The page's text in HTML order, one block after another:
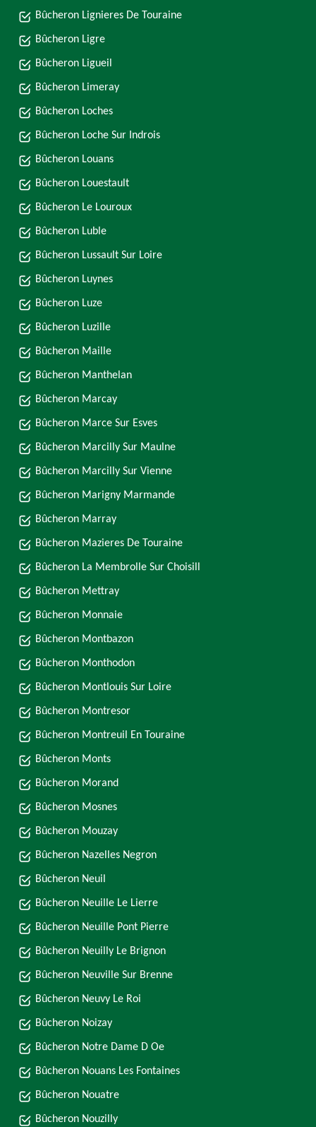
Bûcheron Lignieres De Touraine
Bûcheron Ligre
Bûcheron Ligueil
Bûcheron Limeray
Bûcheron Loches
Bûcheron Loche Sur Indrois
Bûcheron Louans
Bûcheron Louestault
Bûcheron Le Louroux
Bûcheron Luble
Bûcheron Lussault Sur Loire
Bûcheron Luynes
Bûcheron Luze
Bûcheron Luzille
Bûcheron Maille
Bûcheron Manthelan
Bûcheron Marcay
Bûcheron Marce Sur Esves
Bûcheron Marcilly Sur Maulne
Bûcheron Marcilly Sur Vienne
Bûcheron Marigny Marmande
Bûcheron Marray
Bûcheron Mazieres De Touraine
Bûcheron La Membrolle Sur Choisill
Bûcheron Mettray
Bûcheron Monnaie
Bûcheron Montbazon
Bûcheron Monthodon
Bûcheron Montlouis Sur Loire
Bûcheron Montresor
Bûcheron Montreuil En Touraine
Bûcheron Monts
Bûcheron Morand
Bûcheron Mosnes
Bûcheron Mouzay
Bûcheron Nazelles Negron
Bûcheron Neuil
Bûcheron Neuille Le Lierre
Bûcheron Neuille Pont Pierre
Bûcheron Neuilly Le Brignon
Bûcheron Neuville Sur Brenne
Bûcheron Neuvy Le Roi
Bûcheron Noizay
Bûcheron Notre Dame D Oe
Bûcheron Nouans Les Fontaines
Bûcheron Nouatre
Bûcheron Nouzilly